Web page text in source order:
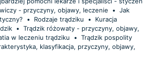
- przyczyny, objawy, leczenie • Jak
• Rodzaje trądziku •
Kuracja
• Trądzik różowaty - przyczyny, objawy,
w leczeniu trądziku • Trądzik pospolity
klasyfikacja, przyczyny, objawy,